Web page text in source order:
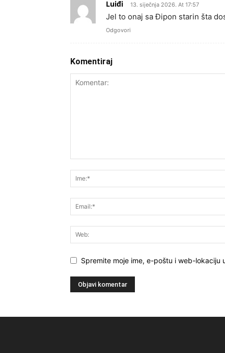
Luiđi 13. siječnja 2026. At 17:57
Jel to onaj sa Đipon starin šta
Odgovori
Komentiraj
Spremite moje ime, e-poštu i web-